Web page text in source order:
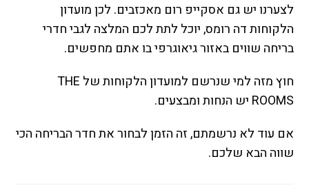
לצערנו יש גם אסקייפ רום מאכזבים. לכן מועדון
הלקוחות דה רומס, יוכל לתת לכם המלצה לגבי חדרי
בריחה שווים באזור גיאוגרפי בו אתם מחפשים.
חוץ מזה למי שנרשם למועדון הלקוחות של THE
ROOMS יש הנחות ומבצעים.
אם עוד לא נרשמתם, זה הזמן לבחור את חדר הבריחה הכי
שווה הבא שלכם.